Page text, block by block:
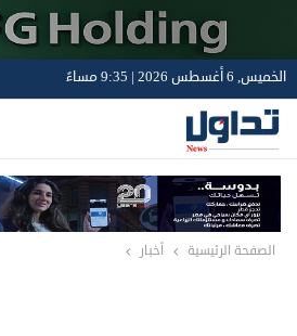
الخميس, 6 أغسطس 2026 | 9:35 مساءً
الصفحة الرئيسية أخبار